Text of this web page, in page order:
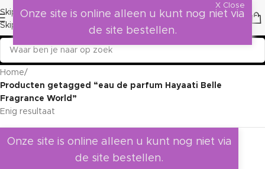
Skip to navigation
Skip to main content
Home/
Producten getagged “eau de parfum Hayaati Belle
Fragrance World”
Enig resultaat
Onze site is online alleen u kunt nog niet via
de site bestellen.
X Close
Onze site is online alleen u kunt nog niet via
de site bestellen.